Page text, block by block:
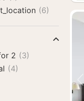
(6)
2 (3)
(4)